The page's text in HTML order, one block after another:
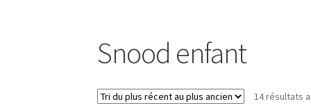
Snood enfant
14 résultats